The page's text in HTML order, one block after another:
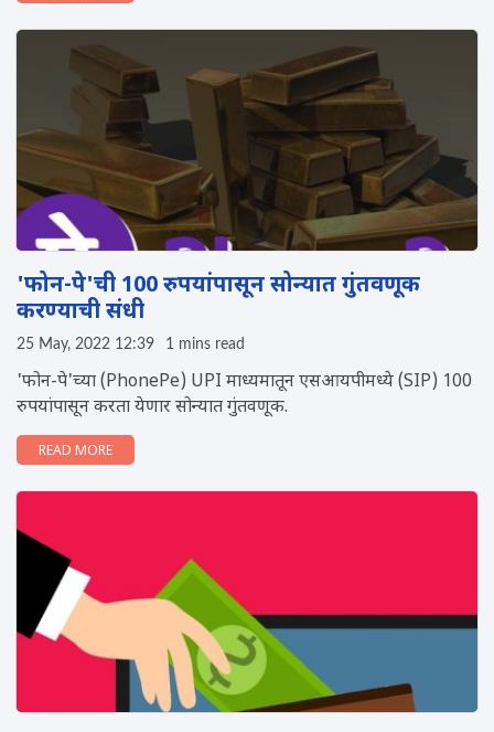
'फोन-पे'ची 100 रुपयांपासून सोन्यात गुंतवणूक
करण्याची संधी
25 May, 2022 12:39 1 mins read
'फोन-पे'च्या (PhonePe) UPI माध्यमातून एसआयपीमध्ये (SIP) 100
रुपयांपासून करता येणार सोन्यात गुंतवणूक.
READ MORE